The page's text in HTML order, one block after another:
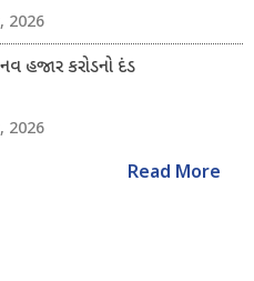
2026
હજાર કરોડનો દંડ
2026
Read More